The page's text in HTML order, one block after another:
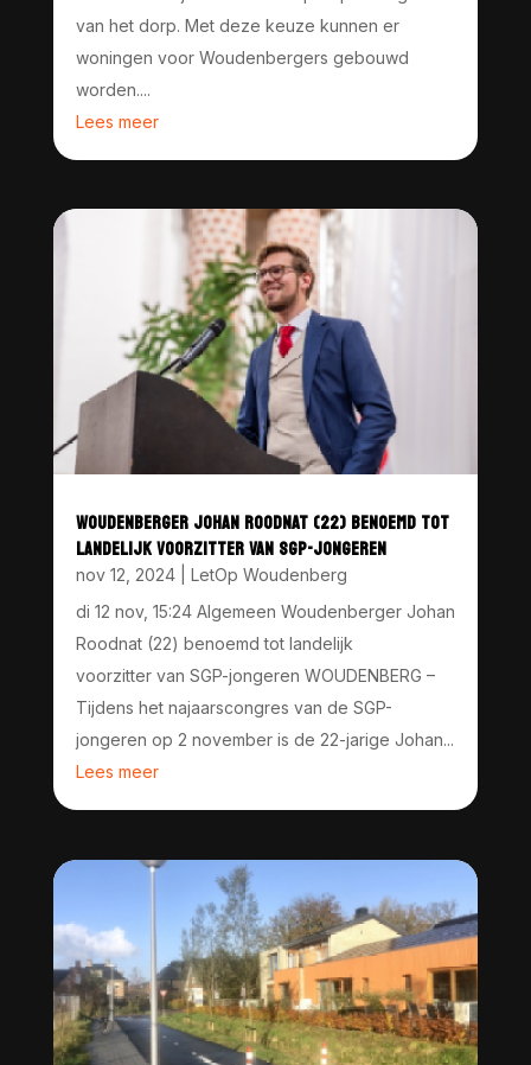
van het dorp. Met deze keuze kunnen er
woningen voor Woudenbergers gebouwd
worden....
Lees meer
WOUDENBERGER JOHAN ROODNAT (22) BENOEMD TOT
LANDELIJK VOORZITTER VAN SGP-JONGEREN
nov 12, 2024| LetOp Woudenberg
di 12 nov, 15:24 Algemeen Woudenberger Johan
Roodnat (22) benoemd tot landelijk
voorzitter van SGP-jongeren WOUDENBERG –
Tijdens het najaarscongres van de SGP-
jongeren op 2 november is de 22-jarige Johan...
Lees meer